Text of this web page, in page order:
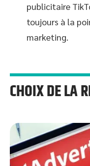
publicitaire
toujours à la
marketing.
CHOIX DE LA